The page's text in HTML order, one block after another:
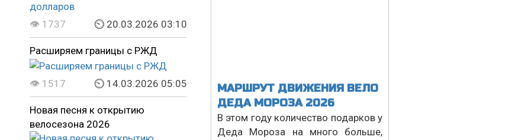
👁 1737 ⏲ 20.03.2026 03:10
Расширяем границы с РЖД
👁 1517 ⏲ 14.03.2026 05:05
Новая песня к открытию
велосезона 2026
МАРШРУТ ДВИЖЕНИЯ ВЕЛО
ДЕДА МОРОЗА 2026
В этом году количество подарков у
Деда Мороза на много больше,